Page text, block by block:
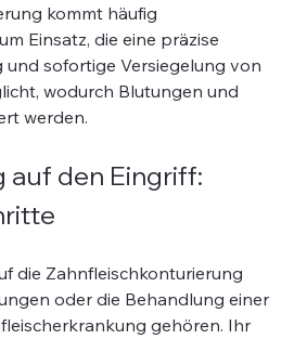
kommt häufig
Einsatz, die eine präzise
sofortige Versiegelung von
wodurch Blutungen und
werden.
auf den Eingriff:
die Zahnfleischkonturierung
oder die Behandlung einer
gehören. Ihr